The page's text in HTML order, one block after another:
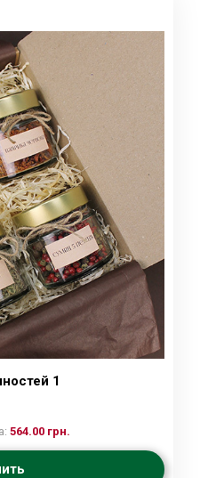
1
564.00 грн.